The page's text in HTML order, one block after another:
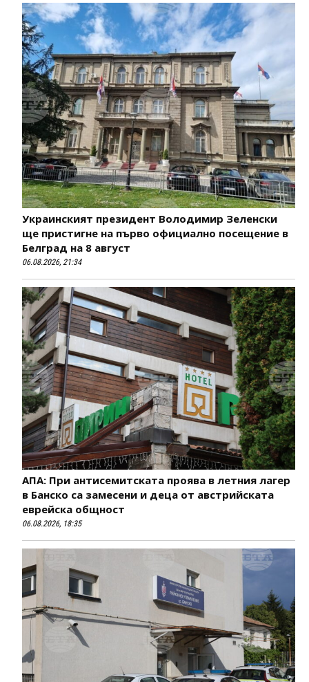
Украинският президент Володимир Зеленски
ще пристигне на първо официално посещение в
Белград на 8 август
06.08.2026, 21:34
АПА: При антисемитската проява в летния лагер
в Банско са замесени и деца от австрийската
еврейска общност
06.08.2026, 18:35